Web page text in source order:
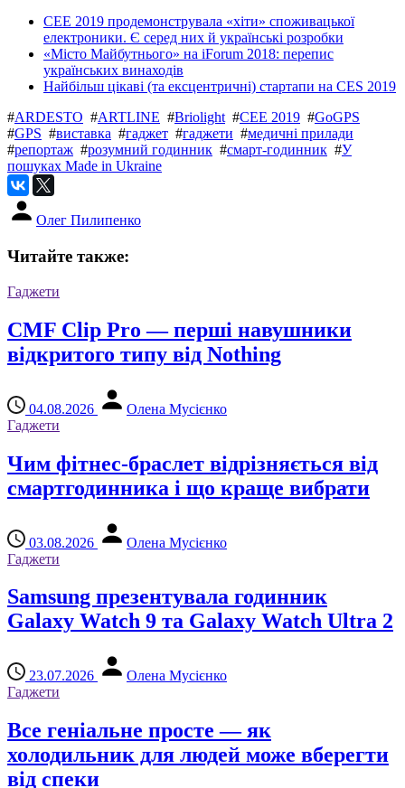
CEE 2019 продемонструвала «хіти» споживацької
електроники. Є серед них й українські розробки
«Місто Майбутнього» на iForum 2018: перепис
українських винаходів
Найбільш цікаві (та ексцентричні) стартапи на CES 2019
#ARDESTO #ARTLINE #Briolight #CEE 2019 #GoGPS
#GPS #виставка #гаджет #гаджети #медичні прилади
#репортаж #розумний годинник #смарт-годинник #У
пошуках Made in Ukraine
Олег Пилипенко
Читайте также:
Гаджети
CMF Clip Pro — перші навушники
відкритого типу від Nothing
04.08.2026
Олена Мусієнко
Гаджети
Чим фітнес-браслет відрізняється від
смартгодинника і що краще вибрати
03.08.2026
Олена Мусієнко
Гаджети
Samsung презентувала годинник
Galaxy Watch 9 та Galaxy Watch Ultra 2
23.07.2026
Олена Мусієнко
Гаджети
Все геніальне просте — як
холодильник для людей може вберегти
від спеки